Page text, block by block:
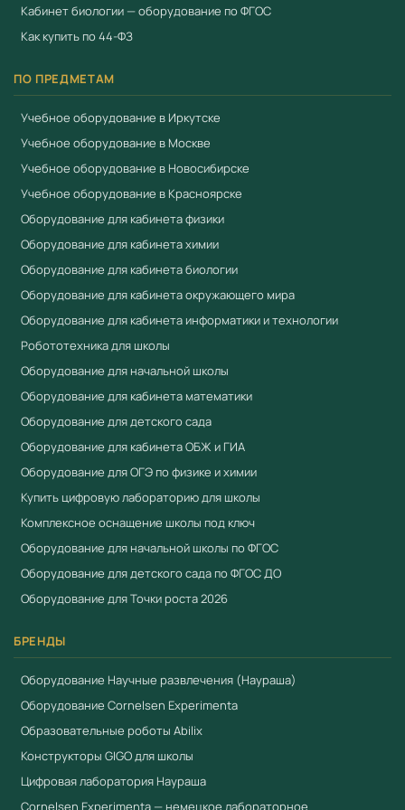
оснащению образовательных учреждений.
Соответствует ФГОС и Приказу № 838
Минпросвещения
Приоритет при госзакупках по 44-ФЗ для продукции
из реестра Минпромторга (ПП РФ № 719, ПП РФ №
Сертификат соответствия ЕАЭС
Полная комплектация с документацией
Гарантия производителя
Работаем по 44-ФЗ и 223-ФЗ — полный пакет
документов для госзакупок
Купить Мат гимнастический 2000x1000x100mm
Олимп АСК в Учебный стандарт
Компания «Учебный стандарт» (ИНН 3801158281) —
официальный поставщик образовательного
оборудования с 2018 года. Поставляем оборудование,
включённое в реестр промышленной продукции
Минпромторга (ПП РФ № 719). Предоставляем выписку
из реестра, сертификаты ЕАЭС. Предоставляем счета-
фактуры, товарные накладные и гарантийные талоны.
Работаем по 44-ФЗ и 223-ФЗ. Доставка по всей России
от 3 рабочих дней. Для расчёта коммерческого
fgostorg.ru@yandex.ru
Поставляется компаниейООО «Учебный Стандарт»
(ИНН 3801158281). Соответствует требованиям
Приказа 838 Минпросвещения
223-ФЗ.
Смотрите также
Кабинет биологии — оборудование по ФГОС
Как купить по 44-ФЗ
ПО ПРЕДМЕТАМ
Учебное оборудование в Иркутске
Учебное оборудование в Москве
Учебное оборудование в Новосибирске
Учебное оборудование в Красноярске
Оборудование для кабинета физики
Оборудование для кабинета химии
Оборудование для кабинета биологии
Оборудование для кабинета окружающего мира
Оборудование для кабинета информатики и технологии
Робототехника для школы
Оборудование для начальной школы
Оборудование для кабинета математики
Оборудование для детского сада
Оборудование для кабинета ОБЖ и ГИА
Оборудование для ОГЭ по физике и химии
Купить цифровую лабораторию для школы
Комплексное оснащение школы под ключ
Оборудование для начальной школы по ФГОС
Оборудование для детского сада по ФГОС ДО
Оборудование для Точки роста 2026
БРЕНДЫ
Оборудование Научные развлечения (Наураша)
Оборудование Cornelsen Experimenta
Образовательные роботы Abilix
Конструкторы GIGO для школы
Цифровая лаборатория Наураша